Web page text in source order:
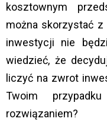
kosztownym
można skorzystać z
inwestycji nie
wiedzieć, że
liczyć na zwrot
Twoim
rozwiązaniem?